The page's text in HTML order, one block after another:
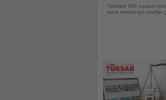
Yaklaşık 600 uçuşun
sona ermesi için taraflar